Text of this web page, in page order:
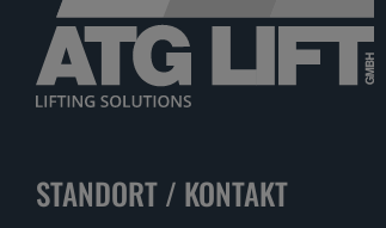
STANDORT / KONTAKT